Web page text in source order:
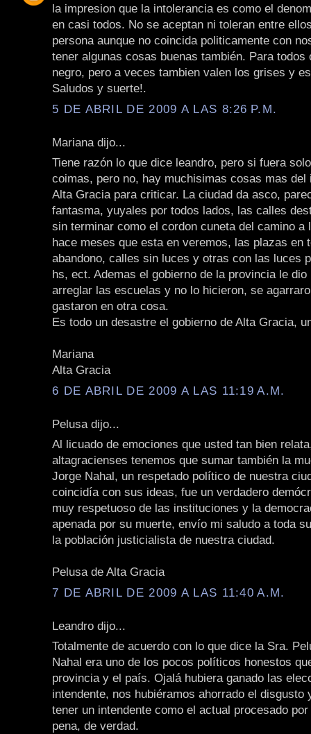
la impresion que la intolerancia es como el
en casi todos. No se aceptan ni toleran entre
persona aunque no coincida politicamente con
tener algunas cosas buenas también. Para todos
negro, pero a veces tambien valen los grises y
Saludos y suerte!.
5 DE ABRIL DE 2009 A LAS 8:26 P.M.
Mariana dijo...
Tiene razón lo que dice leandro, pero si fuera
coimas, pero no, hay muchisimas cosas mas del
Alta Gracia para criticar. La ciudad da asco,
fantasma, yuyales por todos lados, las calles
sin terminar como el cordon cuneta del camino a
hace meses que esta en veremos, las plazas en
abandono, calles sin luces y otras con las luces
hs, ect. Ademas el gobierno de la provincia le dio
arreglar las escuelas y no lo hicieron, se
gastaron en otra cosa.
Es todo un desastre el gobierno de Alta Gracia,
Mariana
Alta Gracia
6 DE ABRIL DE 2009 A LAS 11:19 A.M.
Pelusa dijo...
Al licuado de emociones que usted tan bien
altagracienses tenemos que sumar también la
Jorge Nahal, un respetado político de nuestra
coincidía con sus ideas, fue un verdadero
muy respetuoso de las instituciones y la
apenada por su muerte, envío mi saludo a toda
la población justicialista de nuestra ciudad.
Pelusa de Alta Gracia
7 DE ABRIL DE 2009 A LAS 11:40 A.M.
Leandro dijo...
Totalmente de acuerdo con lo que dice la Sra.
Nahal era uno de los pocos políticos honestos
provincia y el país. Ojalá hubiera ganado las
intendente, nos hubiéramos ahorrado el disgusto
tener un intendente como el actual procesado
pena, de verdad.